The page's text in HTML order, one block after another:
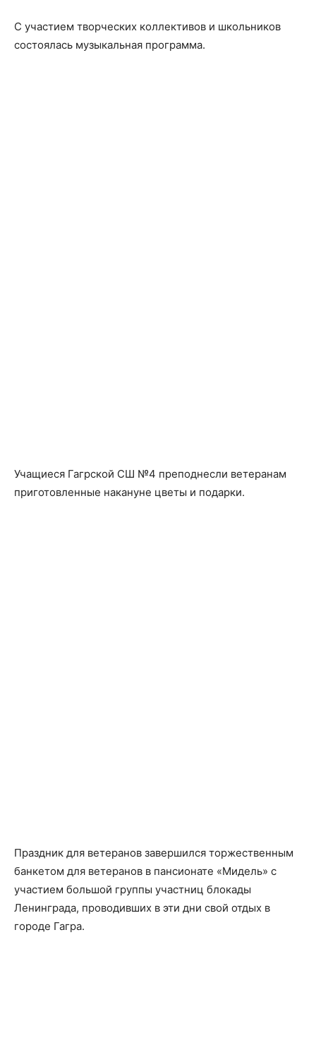
С участием творческих коллективов и школьников
состоялась музыкальная программа.
Учащиеся Гагрской СШ №4 преподнесли ветеранам
приготовленные накануне цветы и подарки.
Праздник для ветеранов завершился торжественным
банкетом для ветеранов в пансионате «Мидель» с
участием большой группы участниц блокады
Ленинграда, проводивших в эти дни свой отдых в
городе Гагра.